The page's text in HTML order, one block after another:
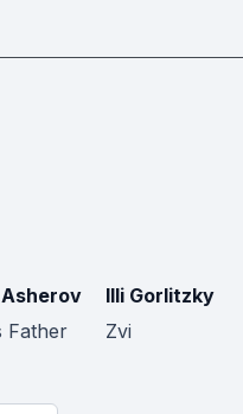
Father
Illi Gorlitzky
Zvi